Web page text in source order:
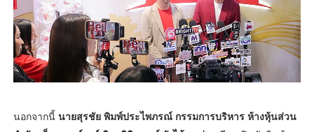
นอกจากนี้ นายสุรชัย พิมพ์ประไพภรณ์ กรรมการบริหาร ห้างหุ้นส่วน